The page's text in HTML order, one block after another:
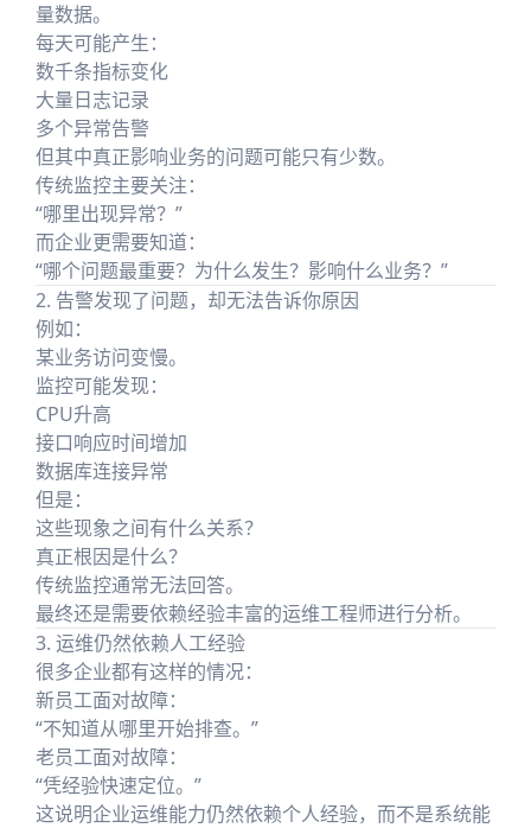
量数据。
每天可能产生：
数千条指标变化
大量日志记录
多个异常告警
但其中真正影响业务的问题可能只有少数。
传统监控主要关注：
“哪里出现异常？”
而企业更需要知道：
“哪个问题最重要？为什么发生？影响什么业务？”
2. 告警发现了问题，却无法告诉你原因
例如：
某业务访问变慢。
监控可能发现：
CPU升高
接口响应时间增加
数据库连接异常
但是：
这些现象之间有什么关系？
真正根因是什么？
传统监控通常无法回答。
最终还是需要依赖经验丰富的运维工程师进行分析。
3. 运维仍然依赖人工经验
很多企业都有这样的情况：
新员工面对故障：
“不知道从哪里开始排查。”
老员工面对故障：
“凭经验快速定位。”
这说明企业运维能力仍然依赖个人经验，而不是系统能